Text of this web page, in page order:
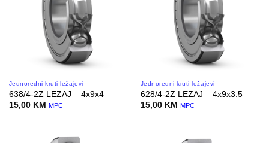
Jednoredni kruti ležajevi
638/4-2Z LEZAJ – 4x9x4
15,00 KM MPC
Jednoredni kruti ležajevi
628/4-2Z LEZAJ – 4x9x3.5
15,00 KM MPC